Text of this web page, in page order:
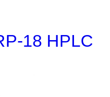
18 HPLC